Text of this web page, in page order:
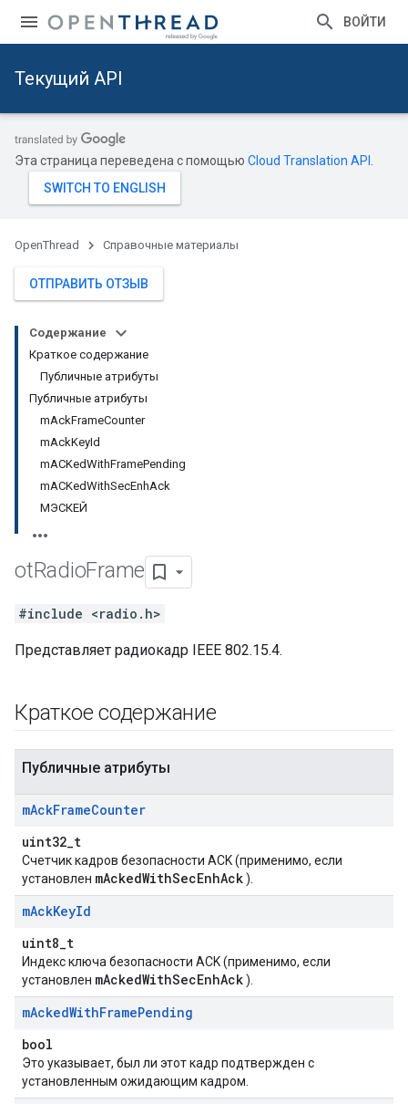
ВОЙТИ
Текущий API
Эта страница переведена с помощью Cloud Translation API
OpenThread Справочные материалы
ОТПРАВИТЬ ОТЗЫВ
Содержание
Краткое содержание
Публичные атрибуты
Публичные атрибуты
mAckFrameCounter
mAckKeyId
mACKedWithFramePending
mACKedWithSecEnhAck
МЭСКЕЙ
otRadioFrame
#include <radio.h>
Представляет радиокадр IEEE 802.15.4.
Краткое содержание
Публичные атрибуты
mAckFrameCounter
uint32_t
Счетчик кадров безопасности ACK (применимо, если
установлен mAckedWithSecEnhAck).
mAckKeyId
uint8_t
Индекс ключа безопасности ACK (применимо, если
установлен mAckedWithSecEnhAck).
mAckedWithFramePending
bool
Это указывает, был ли этот кадр подтвержден с
установленным ожидающим кадром.